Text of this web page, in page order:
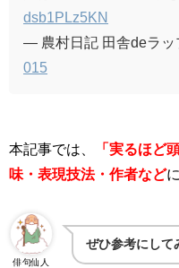
dsb1PLz5KN
— 農村日記 田舎deラッ
015
本記事では、 「実るほど
味・表現技法・作者など
俳句仙人
ぜひ参考にして